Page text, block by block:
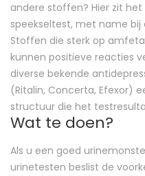
andere stoffen? Hier zit
speekseltest, met name
Stoffen die sterk op
kunnen positieve reacties
diverse bekende
(Ritalin, Concerta, Efexor)
structuur die het
Wat te doen?
Als u een goed
urinetesten beslist de